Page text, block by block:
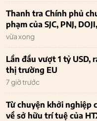
Thanh tra Chính phủ
phạm của SJC, PNJ,
vừa xong
Lần đầu vượt 1 tỷ USD,
thị trường EU
7 giờ trước
Từ chuyện khởi nghiệp
về sở hữu trí tuệ của